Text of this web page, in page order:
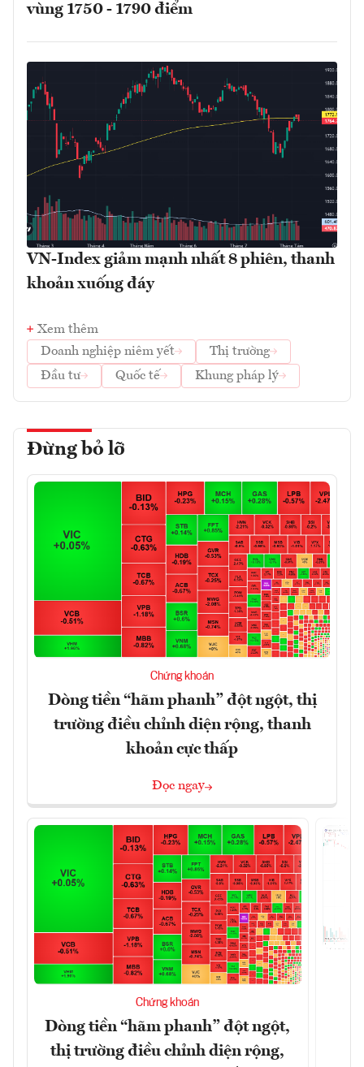
vùng 1750 - 1790 điểm
VN-Index giảm mạnh nhất 8 phiên, thanh
khoản xuống đáy
Xem thêm
Doanh nghiệp niêm yết
Thị trường
Đầu tư
Quốc tế Khung pháp lý
Đừng bỏ lỡ
Chứng khoán
Dòng tiền “hãm phanh” đột ngột, thị
trường điều chỉnh diện rộng, thanh
khoản cực thấp
Đọc ngay
Chứng khoán
Dòng tiền “hãm phanh” đột ngột,
thị trường điều chỉnh diện rộng,